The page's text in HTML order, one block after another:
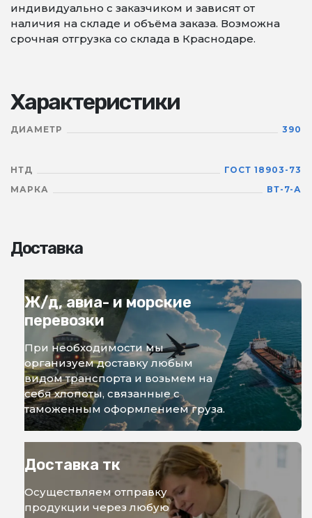
индивидуально с заказчиком и зависят от
наличия на складе и объёма заказа. Возможна
срочная отгрузка со склада в Краснодаре.
Характеристики
ДИАМЕТР 390
НТД
ГОСТ 18903-73
МАРКА
ВТ-7-А
Доставка
Ж/д, авиа- и морские
перевозки
При необходимости мы
организуем доставку любым
видом транспорта и возьмем на
себя хлопоты, связанные с
таможенным оформлением груза.
Доставка тк
Осуществляем отправку
продукции через любую